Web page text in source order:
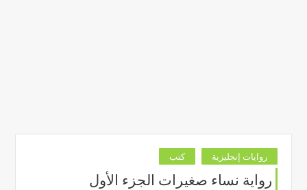
روايات إنجليزية كتب
رواية نساء صغيرات الجزء الأول